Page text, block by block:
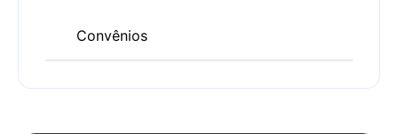
Convênios